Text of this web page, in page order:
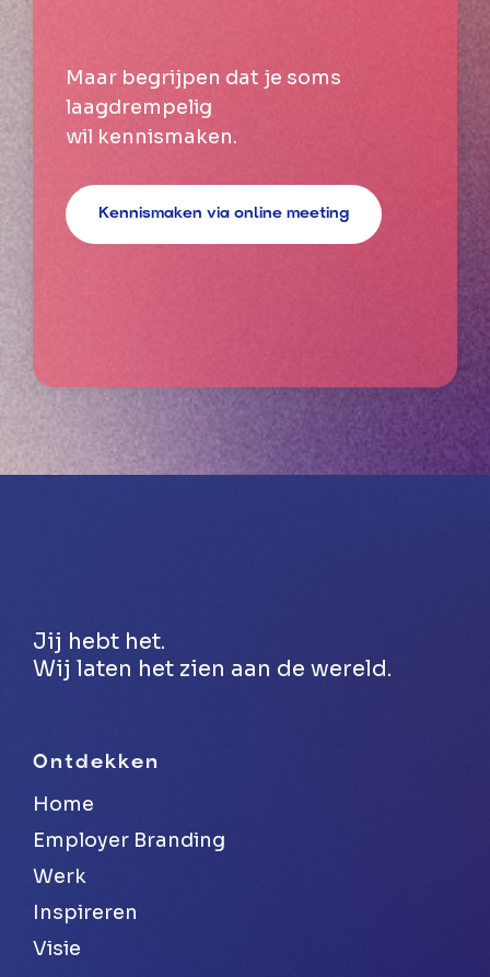
Maar begrijpen dat je soms
laagdrempelig
wil kennismaken.
Kennismaken via online meeting
Jij hebt het.
Wij laten het zien aan de wereld.
Ontdekken
Home
Employer Branding
Werk
Inspireren
Visie